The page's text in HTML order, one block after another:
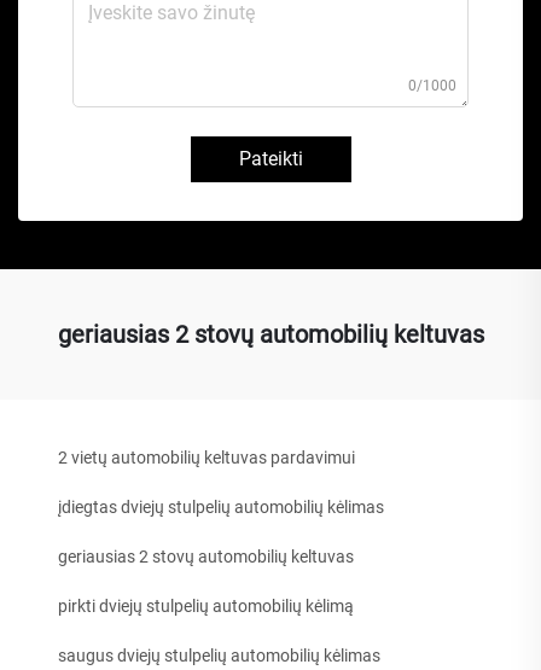
0/1000
Pateikti
geriausias 2 stovų automobilių keltuvas
2 vietų automobilių keltuvas pardavimui
įdiegtas dviejų stulpelių automobilių kėlimas
geriausias 2 stovų automobilių keltuvas
pirkti dviejų stulpelių automobilių kėlimą
saugus dviejų stulpelių automobilių kėlimas